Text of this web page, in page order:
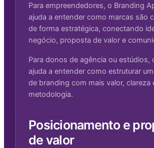
Para empreendedores, o Branding
ajuda a entender como marcas são
de forma estratégica, conectando
negócio, proposta de valor e
Para donos de agência ou estúdios,
ajuda a entender como estruturar
de branding com mais valor, clareza
metodologia.
Posicionamento e
de valor